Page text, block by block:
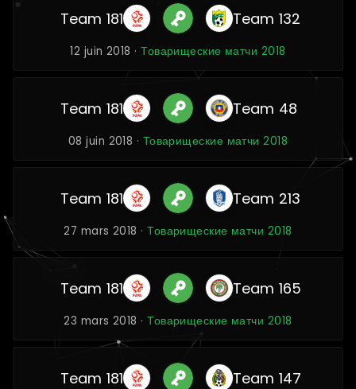
Team 181 Team 132
12 juin 2018 ·Товарищеские матчи 2018
Team 181 Team 48
08 juin 2018 · Товарищеские матчи 2018
Team 181 Team 213
27 mars 2018 ·Товарищеские матчи 2018
Team 181 Team 165
23 mars 2018 ·Товарищеские матчи 2018
Team 181 Team 147